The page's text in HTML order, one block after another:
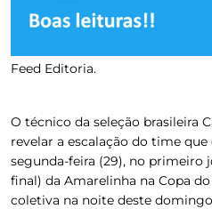
Feed Editoria.
O técnico da seleção brasileira
revelar a escalação do time
segunda-feira (29), no primeiro
final) da Amarelinha na Copa
coletiva na noite deste domingo